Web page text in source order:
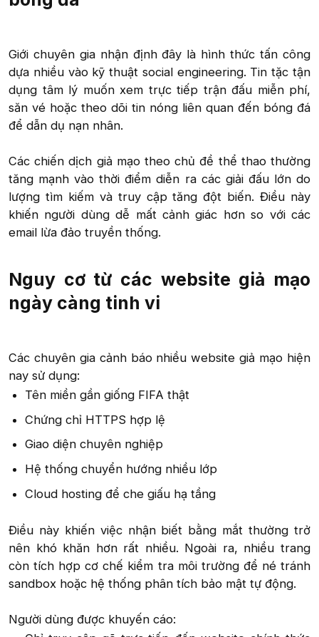
Giới chuyên gia nhận định đây là hình thức tấn công
dựa nhiều vào kỹ thuật social engineering. Tin tặc tận
dụng tâm lý muốn xem trực tiếp trận đấu miễn phí,
săn vé hoặc theo dõi tin nóng liên quan đến bóng đá
để dẫn dụ nạn nhân.
Các chiến dịch giả mạo theo chủ đề thể thao thường
tăng mạnh vào thời điểm diễn ra các giải đấu lớn do
lượng tìm kiếm và truy cập tăng đột biến. Điều này
khiến người dùng dễ mất cảnh giác hơn so với các
email lừa đảo truyền thống.​
Nguy cơ từ các website giả mạo
ngày càng tinh vi​
Các chuyên gia cảnh báo nhiều website giả mạo hiện
nay sử dụng:​
Tên miền gần giống FIFA thật​
Chứng chỉ HTTPS hợp lệ​
Giao diện chuyên nghiệp​
Hệ thống chuyển hướng nhiều lớp​
Cloud hosting để che giấu hạ tầng​
Điều này khiến việc nhận biết bằng mắt thường trở
nên khó khăn hơn rất nhiều. Ngoài ra, nhiều trang
còn tích hợp cơ chế kiểm tra môi trường để né tránh
sandbox hoặc hệ thống phân tích bảo mật tự động.
Người dùng được khuyến cáo:​